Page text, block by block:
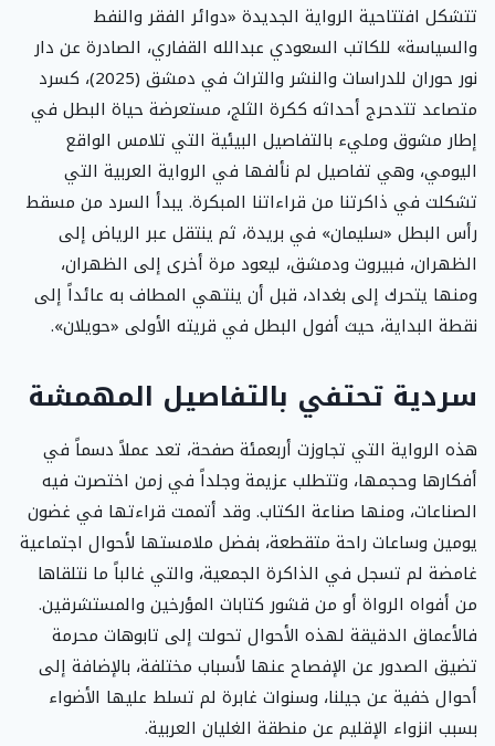
تتشكل افتتاحية الرواية الجديدة «دوائر الفقر والنفط
والسياسة» للكاتب السعودي عبدالله القفاري، الصادرة عن دار
نور حوران للدراسات والنشر والتراث في دمشق (2025)، كسرد
متصاعد تتدحرج أحداثه ككرة الثلج، مستعرضة حياة البطل في
إطار مشوق ومليء بالتفاصيل البيئية التي تلامس الواقع
اليومي، وهي تفاصيل لم نألفها في الرواية العربية التي
تشكلت في ذاكرتنا من قراءاتنا المبكرة. يبدأ السرد من مسقط
رأس البطل «سليمان» في بريدة، ثم ينتقل عبر الرياض إلى
الظهران، فبيروت ودمشق، ليعود مرة أخرى إلى الظهران،
ومنها يتحرك إلى بغداد، قبل أن ينتهي المطاف به عائداً إلى
نقطة البداية، حيث أفول البطل في قريته الأولى «حويلان».
سردية تحتفي بالتفاصيل المهمشة
هذه الرواية التي تجاوزت أربعمئة صفحة، تعد عملاً دسماً في
أفكارها وحجمها، وتتطلب عزيمة وجلداً في زمن اختصرت فيه
الصناعات، ومنها صناعة الكتاب. وقد أتممت قراءتها في غضون
يومين وساعات راحة متقطعة، بفضل ملامستها لأحوال اجتماعية
غامضة لم تسجل في الذاكرة الجمعية، والتي غالباً ما نتلقاها
من أفواه الرواة أو من قشور كتابات المؤرخين والمستشرقين.
فالأعماق الدقيقة لهذه الأحوال تحولت إلى تابوهات محرمة
تضيق الصدور عن الإفصاح عنها لأسباب مختلفة، بالإضافة إلى
أحوال خفية عن جيلنا، وسنوات غابرة لم تسلط عليها الأضواء
بسبب انزواء الإقليم عن منطقة الغليان العربية.